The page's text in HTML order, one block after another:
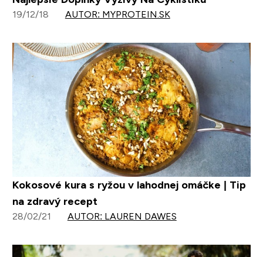
19/12/18 AUTOR: MYPROTEIN.SK
Kokosové kura s ryžou v lahodnej omáčke | Tip
na zdravý recept
28/02/21 AUTOR: LAUREN DAWES